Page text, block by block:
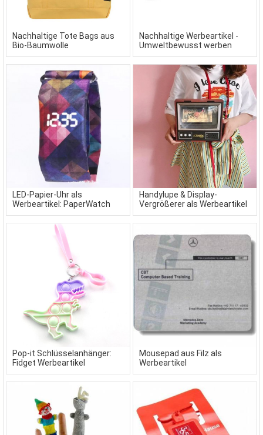
Nachhaltige Tote Bags aus
Bio-Baumwolle
Nachhaltige Werbeartikel -
Umweltbewusst werben
LED-Papier-Uhr als
Werbeartikel: PaperWatch
Handylupe & Display-
Vergrößerer als Werbeartikel
Pop-it Schlüsselanhänger:
Fidget Werbeartikel
Mousepad aus Filz als
Werbeartikel